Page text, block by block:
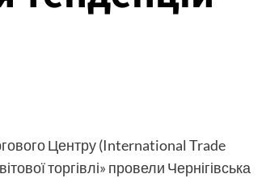
Центру (International Trade
торгівлі» провели Чернігівська